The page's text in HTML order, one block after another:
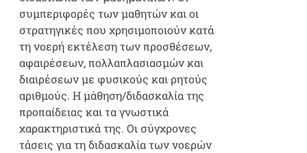
συμπεριφορές των μαθητών και οι
στρατηγικές που χρησιμοποιούν κατά
τη νοερή εκτέλεση των προσθέσεων,
αφαιρέσεων, πολλαπλασιασμών και
διαιρέσεων με φυσικούς και ρητούς
αριθμούς. Η μάθηση/διδασκαλία της
προπαίδειας και τα γνωστικά
χαρακτηριστικά της. Οι σύγχρονες
τάσεις για τη διδασκαλία των νοερών